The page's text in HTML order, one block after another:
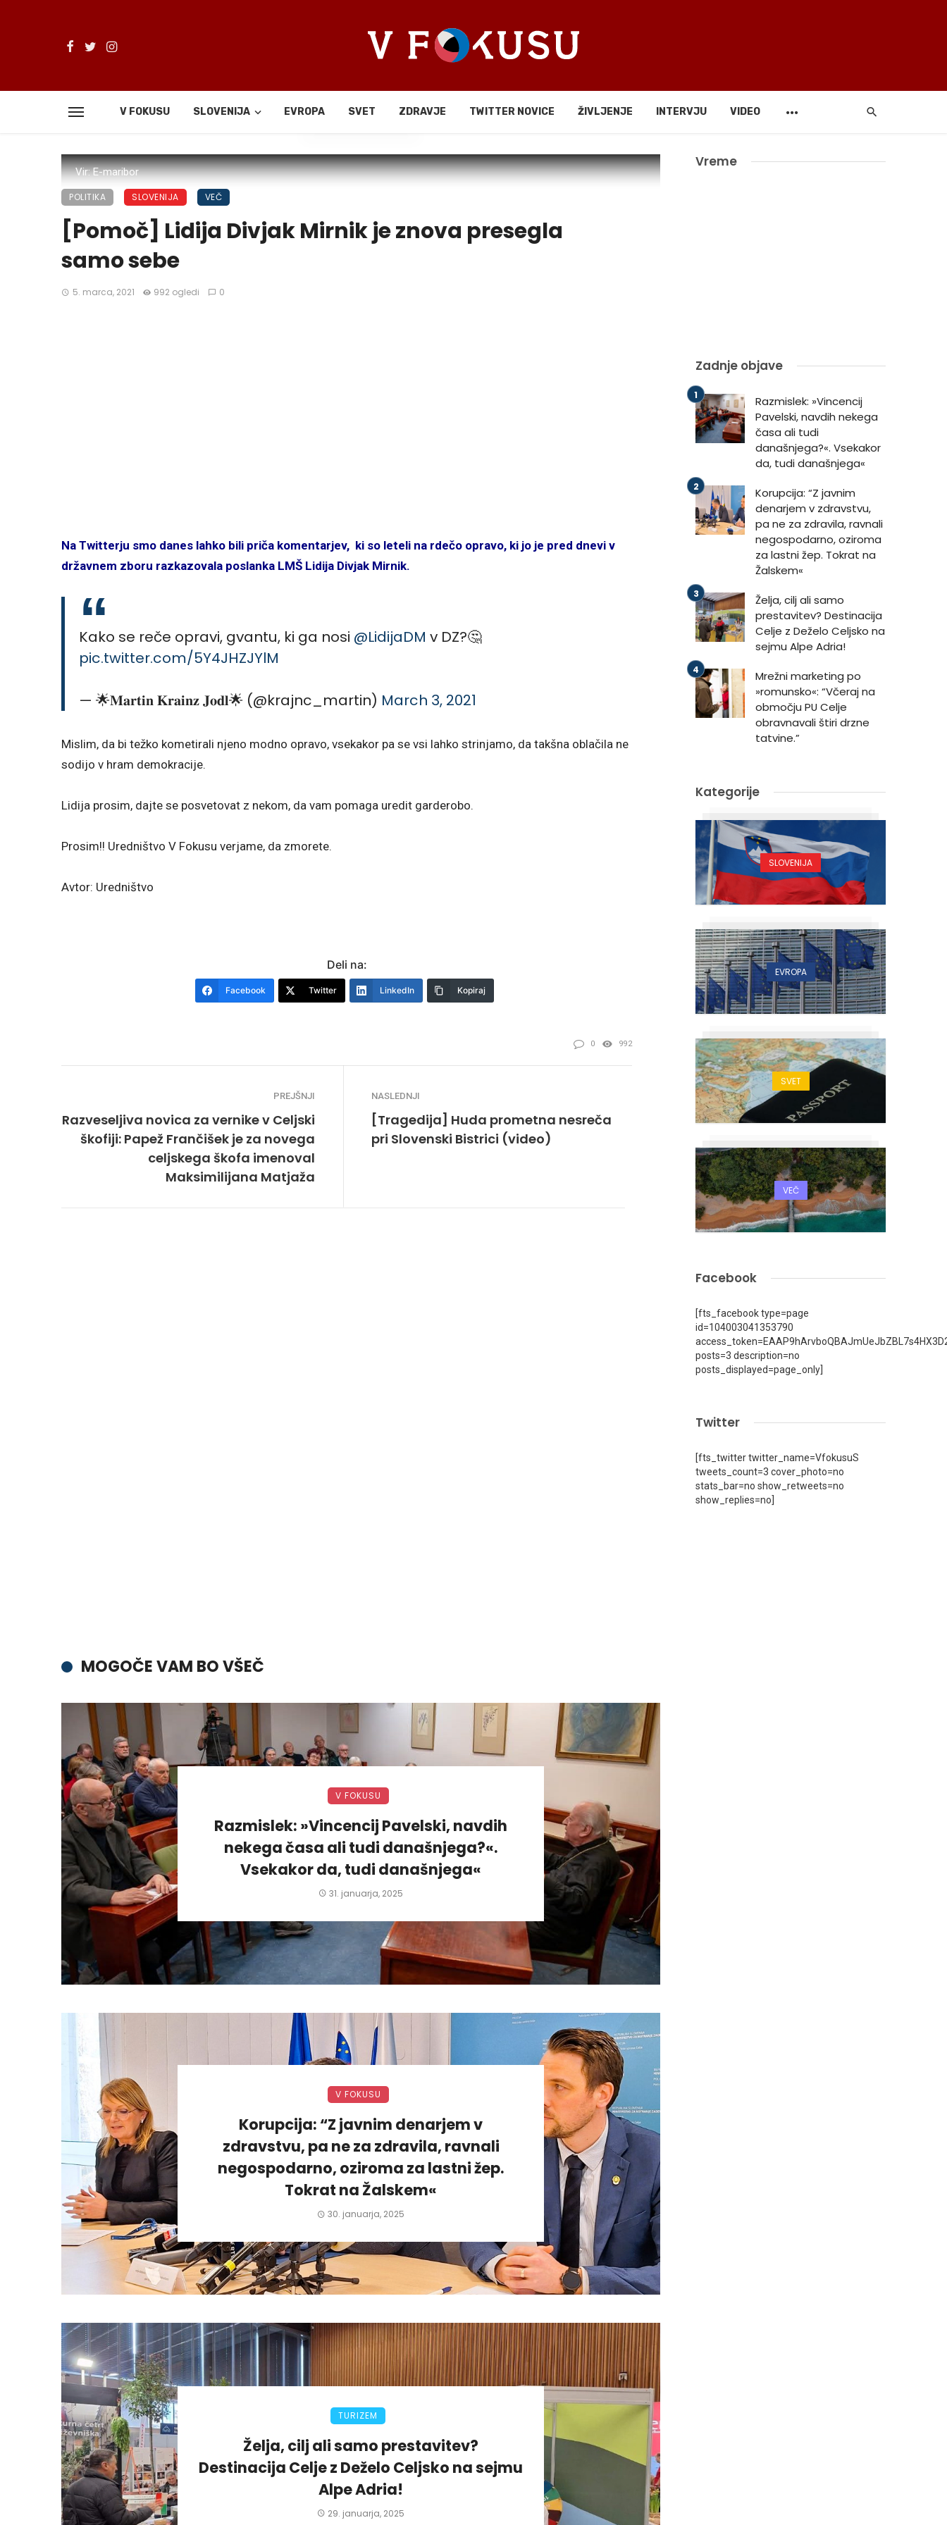
V FOKUSU SLOVENIJA EVROPA SVET ZDRAVJE TWITTER NOVICE ŽIVLJENJE INTERVJU VIDEO
Vir: E-maribor
Deli
POLITIKA SLOVENIJA VEČ
[Pomoč] Lidija Divjak Mirnik je znova presegla
samo sebe
5. marca, 2021 992 ogledi 0
Na Twitterju smo danes lahko bili priča komentarjev, ki so leteli na rdečo opravo, ki jo je pred dnevi v
državnem zboru razkazovala poslanka LMŠ Lidija Divjak Mirnik.
Kako se reče opravi, gvantu, ki ga nosi @LidijaDM v DZ?🤔
pic.twitter.com/5Y4JHZJYlM
— 🌟𝐌𝐚𝐫𝐭𝐢𝐧 𝐊𝐫𝐚𝐢𝐧𝐳 𝐉𝐨𝐝𝐥🌟 (@krajnc_martin) March 3, 2021
Mislim, da bi težko kometirali njeno modno opravo, vsekakor pa se vsi lahko strinjamo, da takšna oblačila ne
sodijo v hram demokracije.
Lidija prosim, dajte se posvetovat z nekom, da vam pomaga uredit garderobo.
Prosim!! Uredništvo V Fokusu verjame, da zmorete.
Avtor: Uredništvo
Deli na:
Facebook Twitter LinkedIn Kopiraj
0 992
PREJŠNJI
Razveseljiva novica za vernike v Celjski
škofiji: Papež Frančišek je za novega
celjskega škofa imenoval
Maksimilijana Matjaža
NASLEDNJI
[Tragedija] Huda prometna nesreča
pri Slovenski Bistrici (video)
MOGOČE VAM BO VŠEČ
V FOKUSU
Razmislek: »Vincencij Pavelski, navdih
nekega časa ali tudi današnjega?«.
Vsekakor da, tudi današnjega«
31. januarja, 2025
V FOKUSU
Korupcija: “Z javnim denarjem v
zdravstvu, pa ne za zdravila, ravnali
negospodarno, oziroma za lastni žep.
Tokrat na Žalskem«
30. januarja, 2025
TURIZEM
Želja, cilj ali samo prestavitev?
Destinacija Celje z Deželo Celjsko na sejmu
Alpe Adria!
29. januarja, 2025
Vreme
Zadnje objave
Razmislek: »Vincencij
Pavelski, navdih nekega
časa ali tudi
današnjega?«. Vsekakor
da, tudi današnjega«
Korupcija: “Z javnim
denarjem v zdravstvu,
pa ne za zdravila, ravnali
negospodarno, oziroma
za lastni žep. Tokrat na
Žalskem«
Želja, cilj ali samo
prestavitev? Destinacija
Celje z Deželo Celjsko na
sejmu Alpe Adria!
Mrežni marketing po
»romunsko«: “Včeraj na
območju PU Celje
obravnavali štiri drzne
tatvine.”
Kategorije
SLOVENIJA
EVROPA
SVET
VEČ
Facebook
[fts_facebook type=page
id=104003041353790
posts=3 description=no
posts_displayed=page_only]
Twitter
[fts_twitter twitter_name=VfokusuS
tweets_count=3 cover_photo=no
stats_bar=no show_retweets=no
show_replies=no]